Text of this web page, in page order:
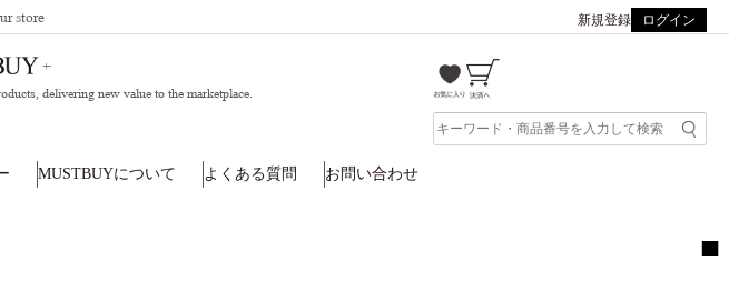
store 新規登録 ログイン
delivering new value to the marketplace.
MUSTBUYについて よくある質問 お問い合わせ